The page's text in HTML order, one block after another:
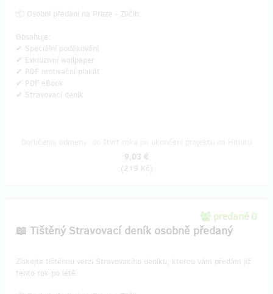
📦 Osobní předání na Praze - Zličín.
Obsahuje:
✔ Speciální poděkování
✔ Exkluzivní wallpaper
✔ PDF motivační plakát
✔ PDF eBook
✔ Stravovací deník
9,03 €
(219 Kč)
predané 0
📖 Tištěný Stravovací deník osobně předaný
​Získejte tištěnou verzi Stravovacího deníku, kterou vám předám již
tento rok po létě.